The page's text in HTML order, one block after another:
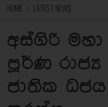
HOME LATEST NEWS
අස්ගිරි
පූර්ණ
ජාතික